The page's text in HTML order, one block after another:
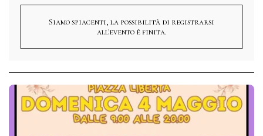
Siamo spiacenti, la possibilità di registrarsi
all'evento è finita.